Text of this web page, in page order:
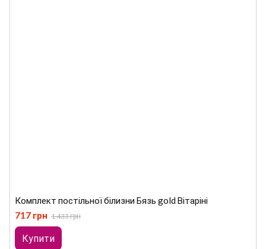
Комплект постільної білизни Бязь gold Вітаріні
717 грн 1 433 грн
Купити